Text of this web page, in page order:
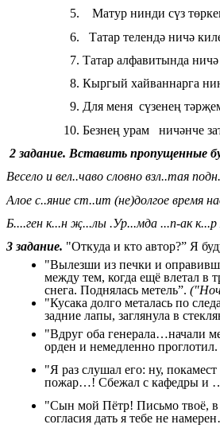
Матур нинди сүз
Татар телендә ничә
Татар алфавитында
Кыргый хайваннарга
Для меня сүзенең
2 задание. Вставить пропущенные
Весело и вел..чаво словно взл..тая
Алое с..яние ст..ит (не)долгое время
Б....ген к...н җ...лы .Ур...мда ...п-ак
3 задание. "Откуда и кто автор?” Я
"Вылезши из печки и
между тем, когда ещё влетал в
снега. Поднялась метель”.
"Кусака долго металась по
задние лапы, заглянула в
"Вдруг оба генерала…начали
орден и немедленно
"Я раз слушал его: ну,
пожар…! Сбежал с кафедры и …
"Сын мой Пётр! Письмо твоё, в
согласия дать я тебе не